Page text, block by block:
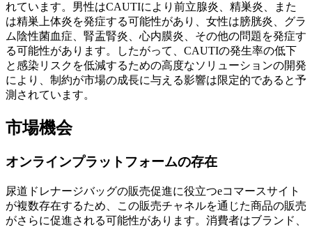
れています。男性はCAUTIにより前立腺炎、精巣炎、また
は精巣上体炎を発症する可能性があり、女性は膀胱炎、グラ
ム陰性菌血症、腎盂腎炎、心内膜炎、その他の問題を発症す
る可能性があります。したがって、CAUTIの発生率の低下
と感染リスクを低減するための高度なソリューションの開発
により、制約が市場の成長に与える影響は限定的であると予
測されています。
市場機会
オンラインプラットフォームの存在
尿道ドレナージバッグの販売促進に役立つeコマースサイト
が複数存在するため、この販売チャネルを通じた商品の販売
がさらに促進される可能性があります。消費者はブランド、